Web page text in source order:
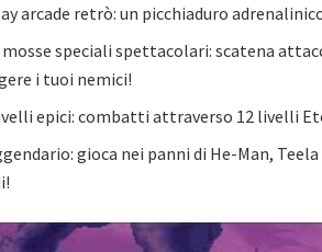
arcade retrò: un picchiaduro
mosse speciali spettacolari: scatena
i tuoi nemici!
epici: combatti attraverso 12 livelli
gioca nei panni di He-Man,